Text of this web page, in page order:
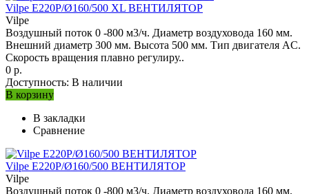
Vilpe E220P/Ø160/500 XL ВЕНТИЛЯТОР
Vilpe
Воздушный поток 0 -800 м3/ч. Диаметр воздуховода 160 мм.
Внешний диаметр 300 мм. Высота 500 мм. Тип двигателя AC.
Скорость вращения плавно регулиру..
0 р.
Доступность: В наличии
В корзину
В закладки
Сравнение
Vilpe E220P/Ø160/500 ВЕНТИЛЯТОР
Vilpe
Воздушный поток 0 -800 м3/ч. Диаметр воздуховода 160 мм.